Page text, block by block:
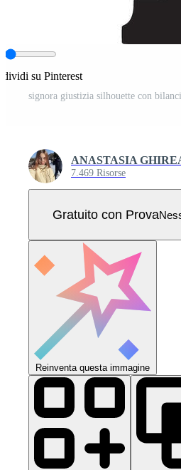
su Pinterest
signora giustizia silhouette con
ANASTASIA
7.469 Risorse
Gratuito con Prova
Reinventa questa immagine